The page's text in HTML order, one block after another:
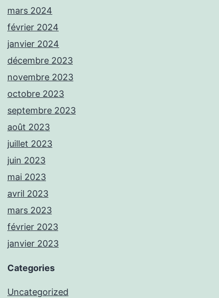
mars 2024
février 2024
janvier 2024
décembre 2023
novembre 2023
octobre 2023
septembre 2023
août 2023
juillet 2023
juin 2023
mai 2023
avril 2023
mars 2023
février 2023
janvier 2023
Categories
Uncategorized